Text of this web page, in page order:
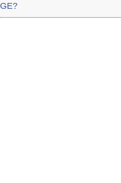
GE?